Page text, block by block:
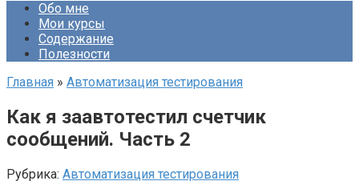
Обо мне
Мои курсы
Содержание
Полезности
Главная » Автоматизация тестирования
Как я заавтотестил счетчик
сообщений. Часть 2
Рубрика: Автоматизация тестирования